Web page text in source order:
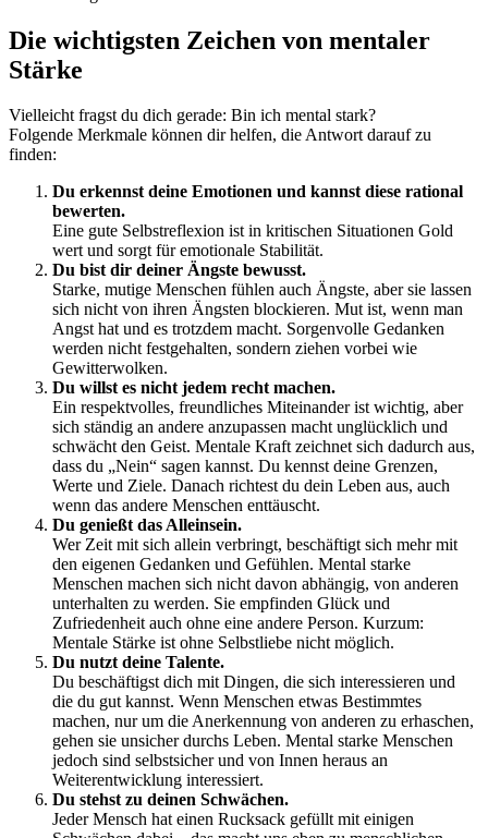
Die wichtigsten Zeichen von mentaler
Stärke
Vielleicht fragst du dich gerade: Bin ich mental stark?
Folgende Merkmale können dir helfen, die Antwort darauf zu
finden:
Du erkennst deine Emotionen und kannst diese rational
bewerten.
Eine gute Selbstreflexion ist in kritischen Situationen Gold
wert und sorgt für emotionale Stabilität.
Du bist dir deiner Ängste bewusst.
Starke, mutige Menschen fühlen auch Ängste, aber sie lassen
sich nicht von ihren Ängsten blockieren. Mut ist, wenn man
Angst hat und es trotzdem macht. Sorgenvolle Gedanken
werden nicht festgehalten, sondern ziehen vorbei wie
Gewitterwolken.
Du willst es nicht jedem recht machen.
Ein respektvolles, freundliches Miteinander ist wichtig, aber
sich ständig an andere anzupassen macht unglücklich und
schwächt den Geist. Mentale Kraft zeichnet sich dadurch aus,
dass du „Nein“ sagen kannst. Du kennst deine Grenzen,
Werte und Ziele. Danach richtest du dein Leben aus, auch
wenn das andere Menschen enttäuscht.
Du genießt das Alleinsein.
Wer Zeit mit sich allein verbringt, beschäftigt sich mehr mit
den eigenen Gedanken und Gefühlen. Mental starke
Menschen machen sich nicht davon abhängig, von anderen
unterhalten zu werden. Sie empfinden Glück und
Zufriedenheit auch ohne eine andere Person. Kurzum:
Mentale Stärke ist ohne Selbstliebe nicht möglich.
Du nutzt deine Talente.
Du beschäftigst dich mit Dingen, die sich interessieren und
die du gut kannst. Wenn Menschen etwas Bestimmtes
machen, nur um die Anerkennung von anderen zu erhaschen,
gehen sie unsicher durchs Leben. Mental starke Menschen
jedoch sind selbstsicher und von Innen heraus an
Weiterentwicklung interessiert.
Du stehst zu deinen Schwächen.
Jeder Mensch hat einen Rucksack gefüllt mit einigen